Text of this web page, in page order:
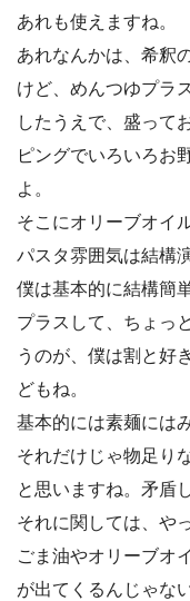
あれも使えますね。
あれなんかは、希釈
けど、めんつゆプラ
したうえで、盛って
ピングでいろいろお
よ。
そこにオリーブオイ
パスタ雰囲気は結構
僕は基本的に結構簡
プラスして、ちょっ
うのが、僕は割と好
どもね。
基本的には素麺には
それだけじゃ物足り
と思いますね。矛盾
それに関しては、や
ごま油やオリーブオ
が出てくるんじゃな